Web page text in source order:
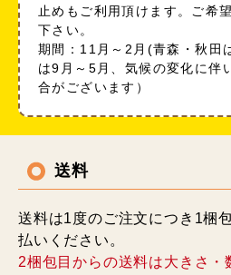
止めもご利用頂けます。ご希
下さい。
期間：11月～2月(青森・秋田
は9月～5月、気候の変化に伴
合がございます）
送料
送料は1度のご注文につき1梱
払いください。
2梱包目からの送料は大きさ・